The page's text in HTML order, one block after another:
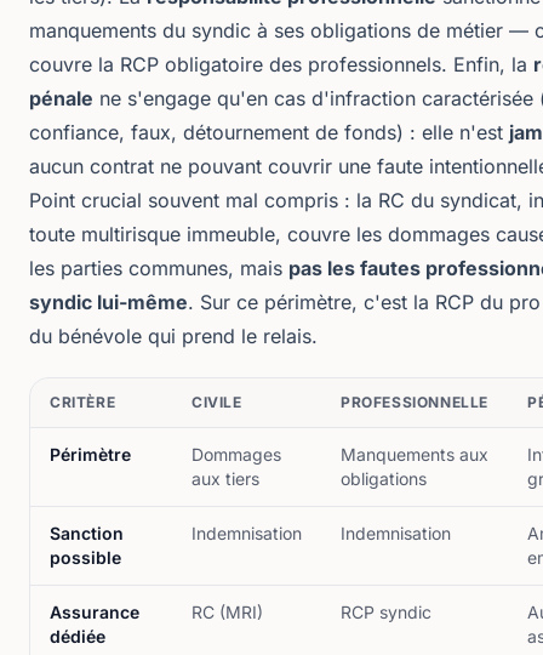
manquements du syndic à ses obligations de métier —
couvre la RCP obligatoire des professionnels. Enfin, la
pénale ne s'engage qu'en cas d'infraction caractérisée
confiance, faux, détournement de fonds) : elle n'est
aucun contrat ne pouvant couvrir une faute
Point crucial souvent mal compris : la RC du syndicat,
toute multirisque immeuble, couvre les dommages
les parties communes, mais pas les fautes
syndic lui-même. Sur ce périmètre, c'est la RCP du
du bénévole qui prend le relais.
CRITÈRE CIVILE PROFESSIONNELLE
Périmètre
Dommages
aux tiers
Manquements aux
obligations
Sanction
possible
Indemnisation Indemnisation
Assurance
dédiée
RC (MRI) RCP syndic